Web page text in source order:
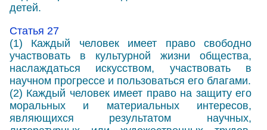
детей.
Статья 27
(1) Каждый человек имеет право свободно
участвовать в культурной жизни общества,
наслаждаться искусством, участвовать в
научном прогрессе и пользоваться его благами.
(2) Каждый человек имеет право на защиту его
моральных и материальных интересов,
являющихся результатом научных,